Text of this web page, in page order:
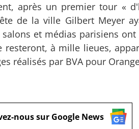
après un premier tour «
de la ville Gilbert Meyer
et médias parisiens
resteront, à mille lieues,
réalisés par BVA pour
nous sur Google News